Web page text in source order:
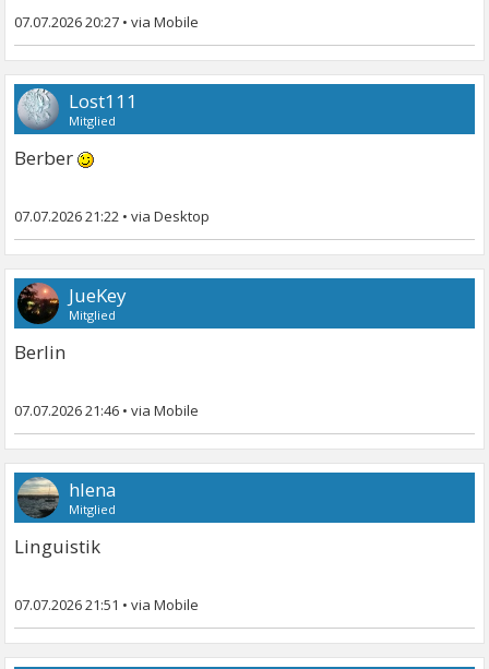
07.07.2026 20:27 •
Lost111
Mitglied
Berber
07.07.2026 21:22 •
JueKey
Mitglied
Berlin
07.07.2026 21:46 •
hlena
Mitglied
Linguistik
07.07.2026 21:51 •